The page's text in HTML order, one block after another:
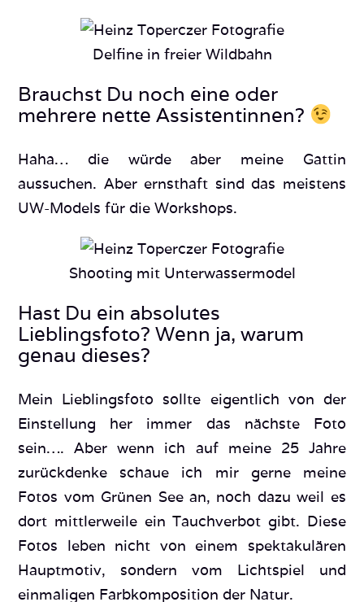
Delfine in freier Wildbahn
Brauchst Du noch eine oder
mehrere nette Assistentinnen?
Haha… die würde aber meine Gattin
aussuchen. Aber ernsthaft sind das meistens
UW-Models für die Workshops.
Shooting mit Unterwassermodel
Hast Du ein absolutes
Lieblingsfoto? Wenn ja, warum
genau dieses?
Mein Lieblingsfoto sollte eigentlich von der
Einstellung her immer das nächste Foto
sein…. Aber wenn ich auf meine 25 Jahre
zurückdenke schaue ich mir gerne meine
Fotos vom Grünen See an, noch dazu weil es
dort mittlerweile ein Tauchverbot gibt. Diese
Fotos leben nicht von einem spektakulären
Hauptmotiv, sondern vom Lichtspiel und
einmaligen Farbkomposition der Natur.